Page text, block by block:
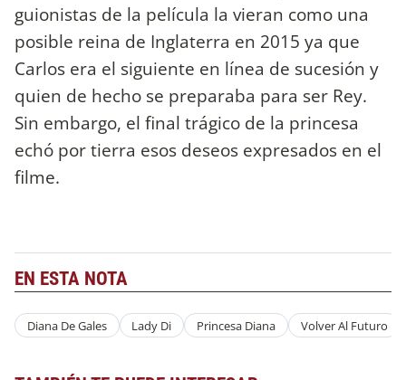
guionistas de la película la vieran como una
posible reina de Inglaterra en 2015 ya que
Carlos era el siguiente en línea de sucesión y
quien de hecho se preparaba para ser Rey.
Sin embargo, el final trágico de la princesa
echó por tierra esos deseos expresados en el
filme.
EN ESTA NOTA
Diana De Gales Lady Di Princesa Diana Volver Al Futuro